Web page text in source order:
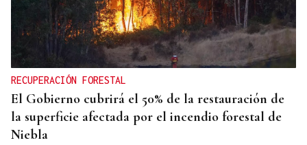
RECUPERACIÓN FORESTAL
El Gobierno cubrirá el 50% de la restauración de
la superficie afectada por el incendio forestal de
Niebla